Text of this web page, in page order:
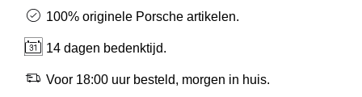
100% originele Porsche artikelen.
14 dagen bedenktijd.
Voor 18:00 uur besteld, morgen in huis.